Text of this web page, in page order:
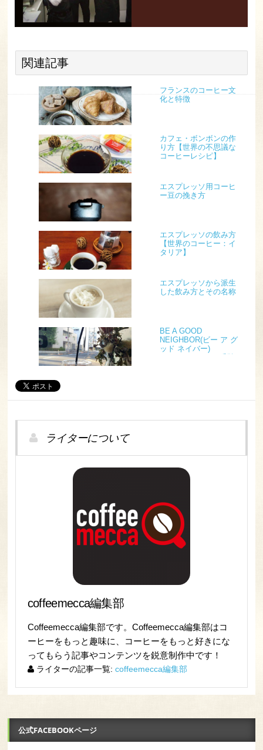
関連記事
フランスのコーヒー文
化と特徴
カフェ・ボンボンの作
り方【世界の不思議な
コーヒーレシピ】
エスプレッソ用コーヒ
ー豆の挽き方
エスプレッソの飲み方
【世界のコーヒー：イ
タリア】
エスプレッソから派生
した飲み方とその名称
BE A GOOD
NEIGHBOR(ビー ア グ
ッド ネイバー)
ライターについて
coffeemecca編集部
Coffeemecca編集部です。Coffeemecca編集部はコ
ーヒーをもっと趣味に、コーヒーをもっと好きにな
ってもらう記事やコンテンツを鋭意制作中です！
ライターの記事一覧: coffeemecca編集部
公式FACEBOOKページ